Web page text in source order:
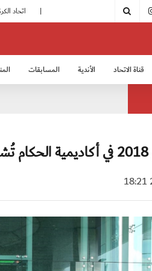
قناة الاتحاد الأندية المسابقات